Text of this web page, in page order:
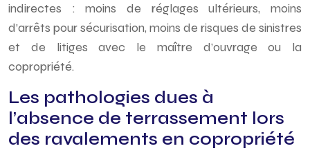
indirectes : moins de réglages ultérieurs, moins
d’arrêts pour sécurisation, moins de risques de sinistres
et de litiges avec le maître d’ouvrage ou la
copropriété.
Les pathologies dues à
l’absence de terrassement lors
des ravalements en copropriété